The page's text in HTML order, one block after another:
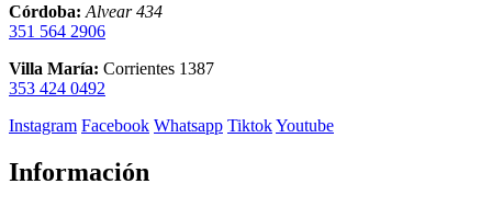
Córdoba: Alvear 434
351 564 2906
Villa María: Corrientes 1387
353 424 0492
Instagram Facebook Whatsapp TiktokYoutube
Información